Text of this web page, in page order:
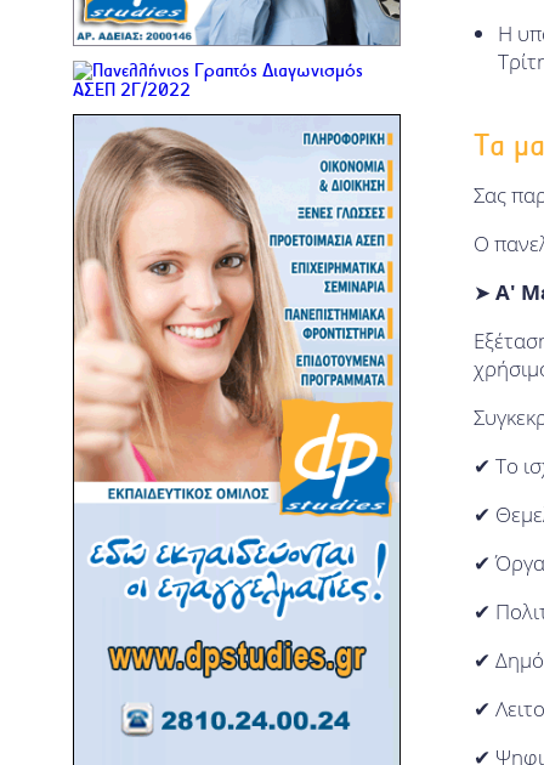
Η
Τα
Σας
Ο
➤ Α'
✔ Το
✔
✔
✔
✔
✔
✔
ΤΡΑΠΕΖΙΚΗ, ΛΟΓΙΣΤΙΚΗ ΚΑΙ
ΧΡΗΜΑΤΟΟΙΚΟΝΟΜΙΚΗ - ΚΟΙΝΟ
ΔΙΚΑΙΟ ΤΗΣ ΟΙΚΟΝΟΜΙΑΣ ΚΑΙ ΤΩΝ
ΕΠΙΧΕΙΡΗΣΕΩΝ - ΚΟΙΝΟ
ΠΡΟΓΡΑΜΜΑ ΜΕ ΤΟ ΕΑΠ